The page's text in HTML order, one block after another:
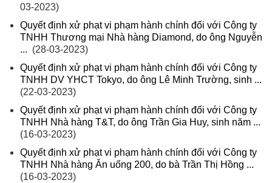
03-2023)
Quyết định xử phạt vi phạm hành chính đối với Công ty
TNHH Thương mại Nhà hàng Diamond, do ông Nguyễn
... (28-03-2023)
Quyết định xử phạt vi phạm hành chính đối với Công ty
TNHH DV YHCT Tokyo, do ông Lê Minh Trường, sinh ...
(22-03-2023)
Quyết định xử phạt vi phạm hành chính đối với Công ty
TNHH Nhà hàng T&T, do ông Trần Gia Huy, sinh năm ...
(16-03-2023)
Quyết định xử phạt vi phạm hành chính đối với Công ty
TNHH Nhà hàng Ăn uống 200, do bà Trần Thị Hồng ...
(16-03-2023)